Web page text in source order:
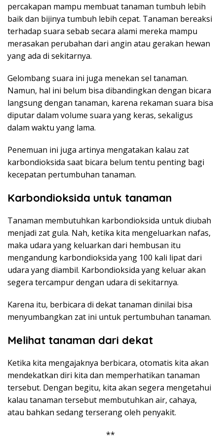
percakapan mampu membuat tanaman tumbuh lebih
baik dan bijinya tumbuh lebih cepat. Tanaman bereaksi
terhadap suara sebab secara alami mereka mampu
merasakan perubahan dari angin atau gerakan hewan
yang ada di sekitarnya.
Gelombang suara ini juga menekan sel tanaman.
Namun, hal ini belum bisa dibandingkan dengan bicara
langsung dengan tanaman, karena rekaman suara bisa
diputar dalam volume suara yang keras, sekaligus
dalam waktu yang lama.
Penemuan ini juga artinya mengatakan kalau zat
karbondioksida saat bicara belum tentu penting bagi
kecepatan pertumbuhan tanaman.
Karbondioksida untuk tanaman
Tanaman membutuhkan karbondioksida untuk diubah
menjadi zat gula. Nah, ketika kita mengeluarkan nafas,
maka udara yang keluarkan dari hembusan itu
mengandung karbondioksida yang 100 kali lipat dari
udara yang diambil. Karbondioksida yang keluar akan
segera tercampur dengan udara di sekitarnya.
Karena itu, berbicara di dekat tanaman dinilai bisa
menyumbangkan zat ini untuk pertumbuhan tanaman.
Melihat tanaman dari dekat
Ketika kita mengajaknya berbicara, otomatis kita akan
mendekatkan diri kita dan memperhatikan tanaman
tersebut. Dengan begitu, kita akan segera mengetahui
kalau tanaman tersebut membutuhkan air, cahaya,
atau bahkan sedang terserang oleh penyakit.
**